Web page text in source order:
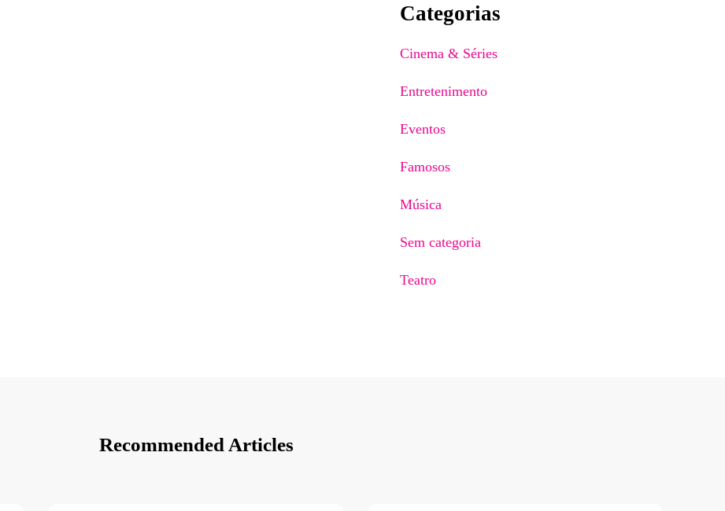
Categorias
Cinema & Séries
Entretenimento
Eventos
Famosos
Música
Sem categoria
Teatro
Recommended Articles